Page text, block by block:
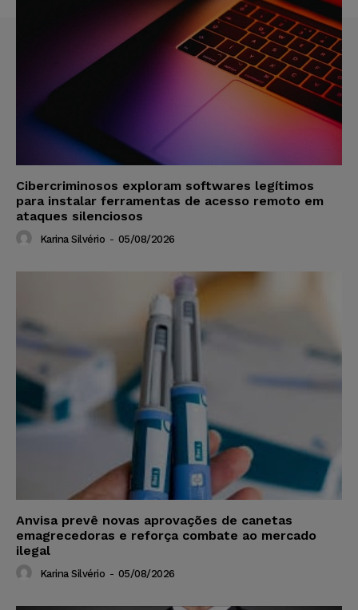
Cibercriminosos exploram softwares legítimos
para instalar ferramentas de acesso remoto em
ataques silenciosos
Karina Silvério - 05/08/2026
Anvisa prevê novas aprovações de canetas
emagrecedoras e reforça combate ao mercado
ilegal
Karina Silvério - 05/08/2026